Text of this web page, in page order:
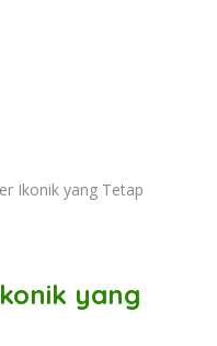
Ikonik yang Tetap
yang